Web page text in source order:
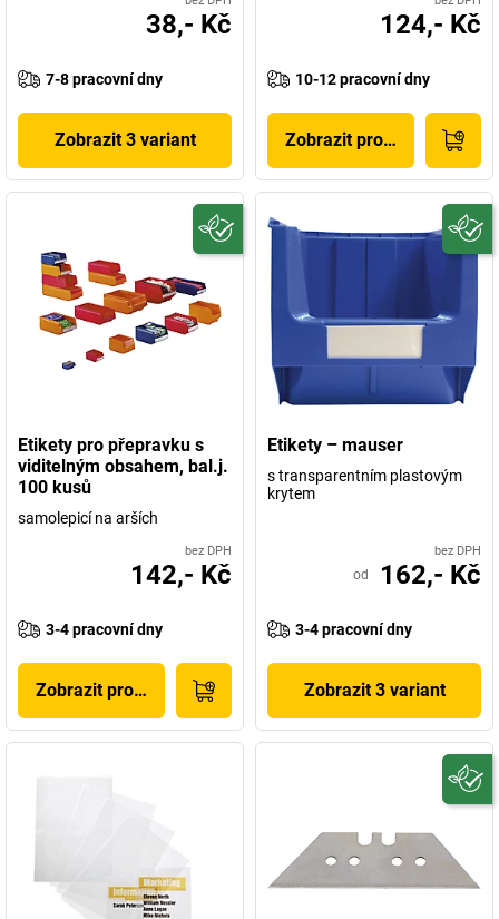
38,- Kč
7-8 pracovní dny
Zobrazit 3 variant
124,- Kč
10-12 pracovní dny
Zobrazit produkt
Etikety pro přepravku s
viditelným obsahem, bal.j.
100 kusů
samolepicí na arších
bez DPH
142,- Kč
3-4 pracovní dny
Zobrazit produkt
Etikety – mauser
s transparentním plastovým
krytem
bez DPH
od 162,- Kč
3-4 pracovní dny
Zobrazit 3 variant